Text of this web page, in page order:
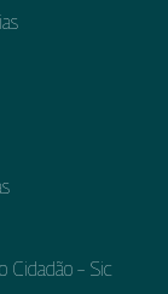
Cidadão – Sic